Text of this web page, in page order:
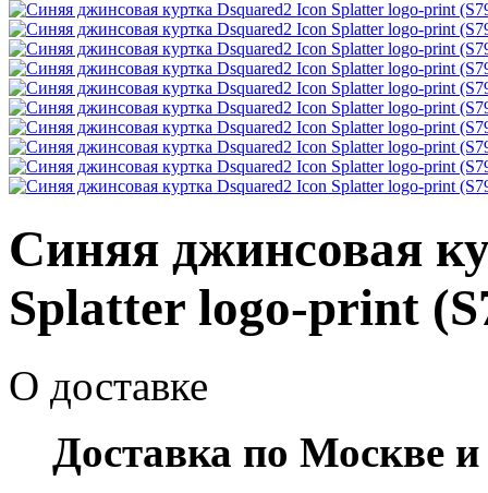
Синяя джинсовая
Splatter logo-print
О доставке
Доставка по Москве